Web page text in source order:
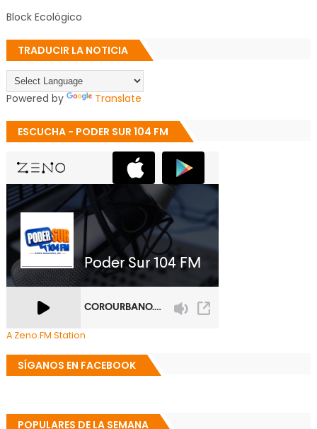
Block Ecológico
TRADUCIR LA NOTICIA
Powered by Translate
ESCUCHA - PODER SUR 104 FM
A Zeno.FM Station
SÍGANOS EN FACEBOOK
POPULARES DE LA SEMANA